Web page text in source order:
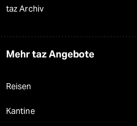
taz Archiv
Mehr taz Angebote
Reisen
Kantine